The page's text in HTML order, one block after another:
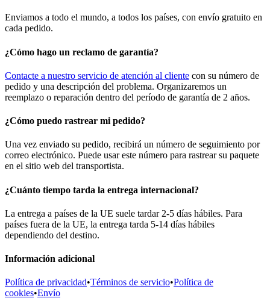
Enviamos a todo el mundo, a todos los países, con envío gratuito en
cada pedido.
¿Cómo hago un reclamo de garantía?
Contacte a nuestro servicio de atención al cliente con su número de
pedido y una descripción del problema. Organizaremos un
reemplazo o reparación dentro del período de garantía de 2 años.
¿Cómo puedo rastrear mi pedido?
Una vez enviado su pedido, recibirá un número de seguimiento por
correo electrónico. Puede usar este número para rastrear su paquete
en el sitio web del transportista.
¿Cuánto tiempo tarda la entrega internacional?
La entrega a países de la UE suele tardar 2-5 días hábiles. Para
países fuera de la UE, la entrega tarda 5-14 días hábiles
dependiendo del destino.
Información adicional
Política de privacidad•Términos de servicio•Política de
cookies•Envío